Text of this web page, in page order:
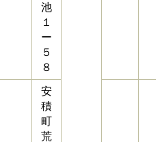
池
１
ー
５
８
安
積
町
荒